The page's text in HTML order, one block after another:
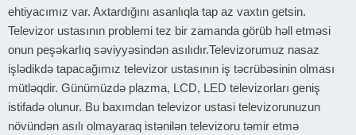
ehtiyacımız var. Axtardığını asanlıqla tap az vaxtın getsin.
Televizor ustasının problemi tez bir zamanda görüb həll etməsi
onun peşəkarlıq səviyyəsindən asılıdır.Televizorumuz nasaz
işlədikdə tapacağımız televizor ustasının iş təcrübəsinin olması
mütləqdir. Günümüzdə plazma, LCD, LED televizorları geniş
istifadə olunur. Bu baxımdan televizor ustasi televizorunuzun
növündən asılı olmayaraq istənilən televizoru təmir etmə